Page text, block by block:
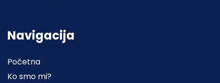
Navigacija
Početna
Ko smo mi?